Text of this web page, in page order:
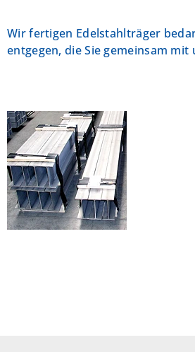
Wir fertigen Edelstahlträger
entgegen, die Sie gemeinsam